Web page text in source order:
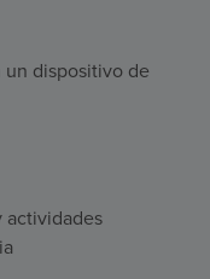
dispositivo de
actividades